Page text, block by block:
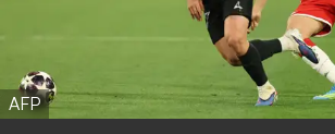
AFP